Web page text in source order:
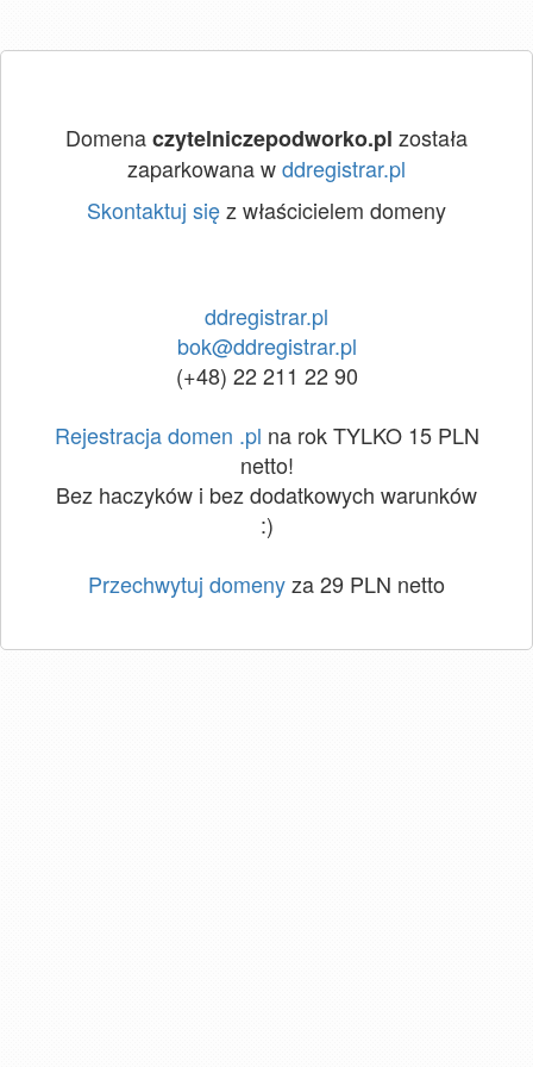
Domenaczytelniczepodworko.pl została
zaparkowana wddregistrar.pl
Skontaktuj sięz właścicielem domeny
ddregistrar.pl
bok@ddregistrar.pl
(+48) 22 211 22 90
Rejestracja domen .pl na rok TYLKO 15 PLN
netto!
Bez haczyków i bez dodatkowych warunków
:)
Przechwytuj domenyza 29 PLN netto